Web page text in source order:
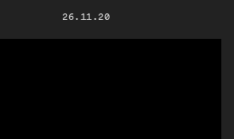
26.11.20